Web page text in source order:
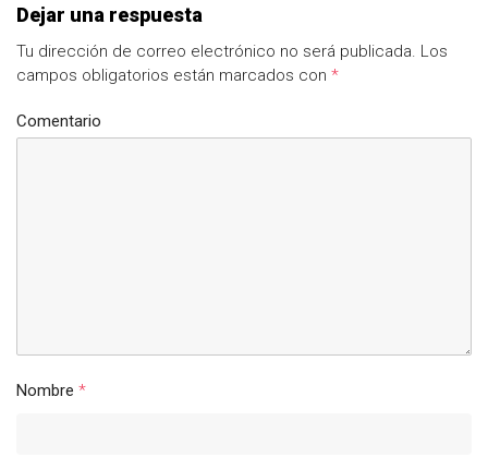
Dejar una respuesta
Tu dirección de correo electrónico no será publicada. Los
campos obligatorios están marcados con *
Comentario
Nombre *